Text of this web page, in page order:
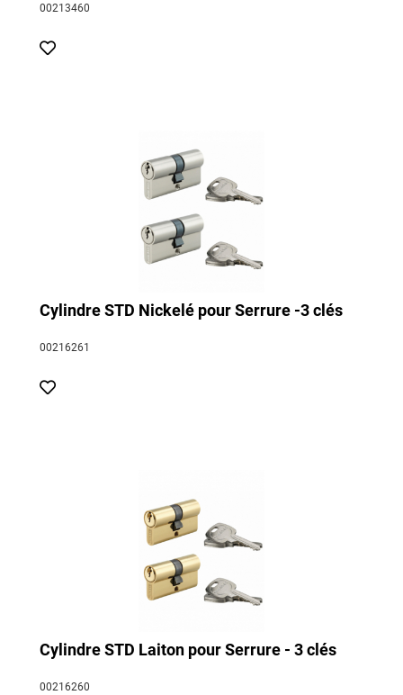
00213460
Cylindre STD Nickelé pour Serrure -3 clés
00216261
Cylindre STD Laiton pour Serrure - 3 clés
00216260